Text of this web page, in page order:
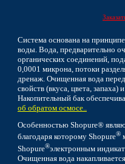
Система основана на
воды. Вода, предварительно
органических соединений,
0,0001 микрона, потоки
дренаж. Очищенная вода
свойств (вкуса, цвета,
Накопительный бак
об обратом осмосе..
Особенностью Shopure®
благодаря которому Shopure®
Shopure®электронным
Очищенная вода